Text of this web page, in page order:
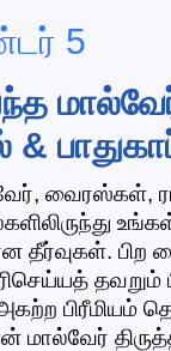
5
வைரஸ்கள்,
தீர்வுகள். பிற
தவறும்
பிரீமியம்
மால்வேர்